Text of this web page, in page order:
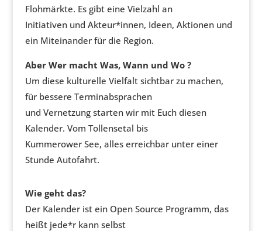
Flohmärkte. Es gibt eine Vielzahl an
Initiativen und Akteur*innen, Ideen, Aktionen und
ein Miteinander für die Region.
Aber Wer macht Was, Wann und Wo ?
Um diese kulturelle Vielfalt sichtbar zu machen,
für bessere Terminabsprachen
und Vernetzung starten wir mit Euch diesen
Kalender. Vom Tollensetal bis
Kummerower See, alles erreichbar unter einer
Stunde Autofahrt.
Wie geht das?
Der Kalender ist ein Open Source Programm, das
heißt jede*r kann selbst